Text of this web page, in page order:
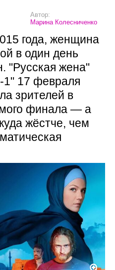
Автор:
Марина Колесниченко
года, женщина
в один день
"Русская жена"
17 февраля
зрителей в
финала — а
жёстче, чем